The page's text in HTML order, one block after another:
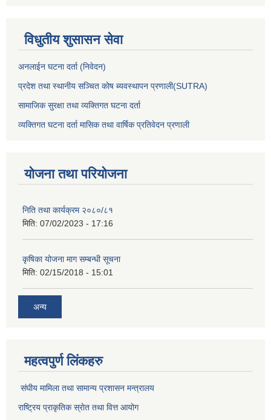
विधुतीय शुसासन सेवा
अनलाईन घटना दर्ता (निवेदन)
प्रदेश तथा स्थानीय सञ्चित कोष ब्यवस्थापन प्रणाली(SUTRA)
सामाजिक सुरक्षा तथा व्यक्तिगत घटना दर्ता
व्यक्तिगत घटना दर्ता मासिक तथा वार्षिक प्रतिवेदन प्रणाली
योजना तथा परियोजना
निति तथा कार्यक्रम २०८०/८१
मिति: 07/02/2023 - 17:16
कृषिका योजना माग सम्बन्धी सूचना
मिति: 02/15/2018 - 15:01
अन्य
महत्वपुर्ण लिंकहरु
संघीय मामिला तथा सामान्य प्रशासन मन्त्रालय
राष्ट्रिय प्राकृतिक स्राेत तथा वित्त आयोग